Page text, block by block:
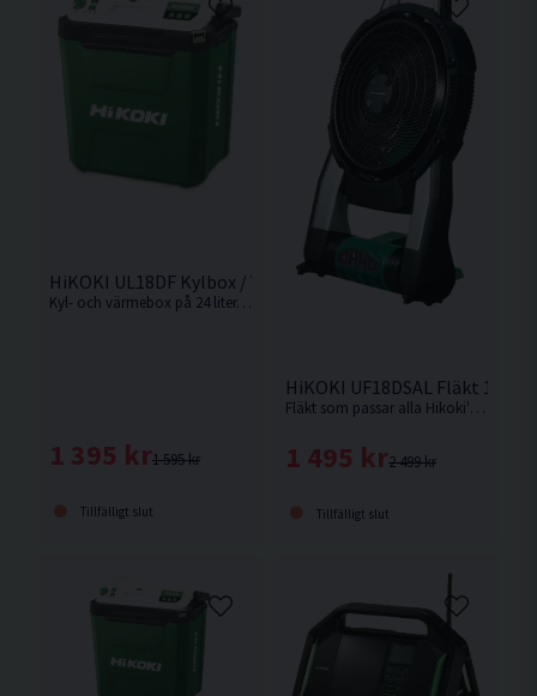
HiKOKI UL18DF Kylbox / Värmebox 18V 24L
Kyl- och värmebox på 24 liter. Med tre strömkällor: 18V HiKOKI batteri, AC-adapter (230V) eller DC-12V/24V-adapter (bil, båt etc). Levereras utan batteri & laddare.
1 595 kr
1 395 kr
Tillfälligt slut
HiKOKI UF18DSAL Fläkt 14,4V/
Fläkt som passar alla Hikoki's batterityper. Automatisk timer på 1, 2 eller 4 timmar. Levereras utan batteri och laddare.
2 499 kr
1 495 kr
Tillfälligt slut